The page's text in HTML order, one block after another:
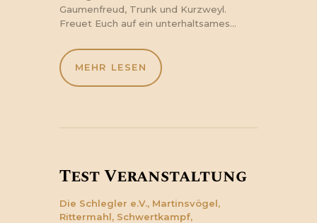
Gaumenfreud, Trunk und Kurzweyl.
Freuet Euch auf ein unterhaltsames…
MEHR LESEN
Test Veranstaltung
Die Schlegler e.V., Martinsvögel,
Rittermahl, Schwertkampf,